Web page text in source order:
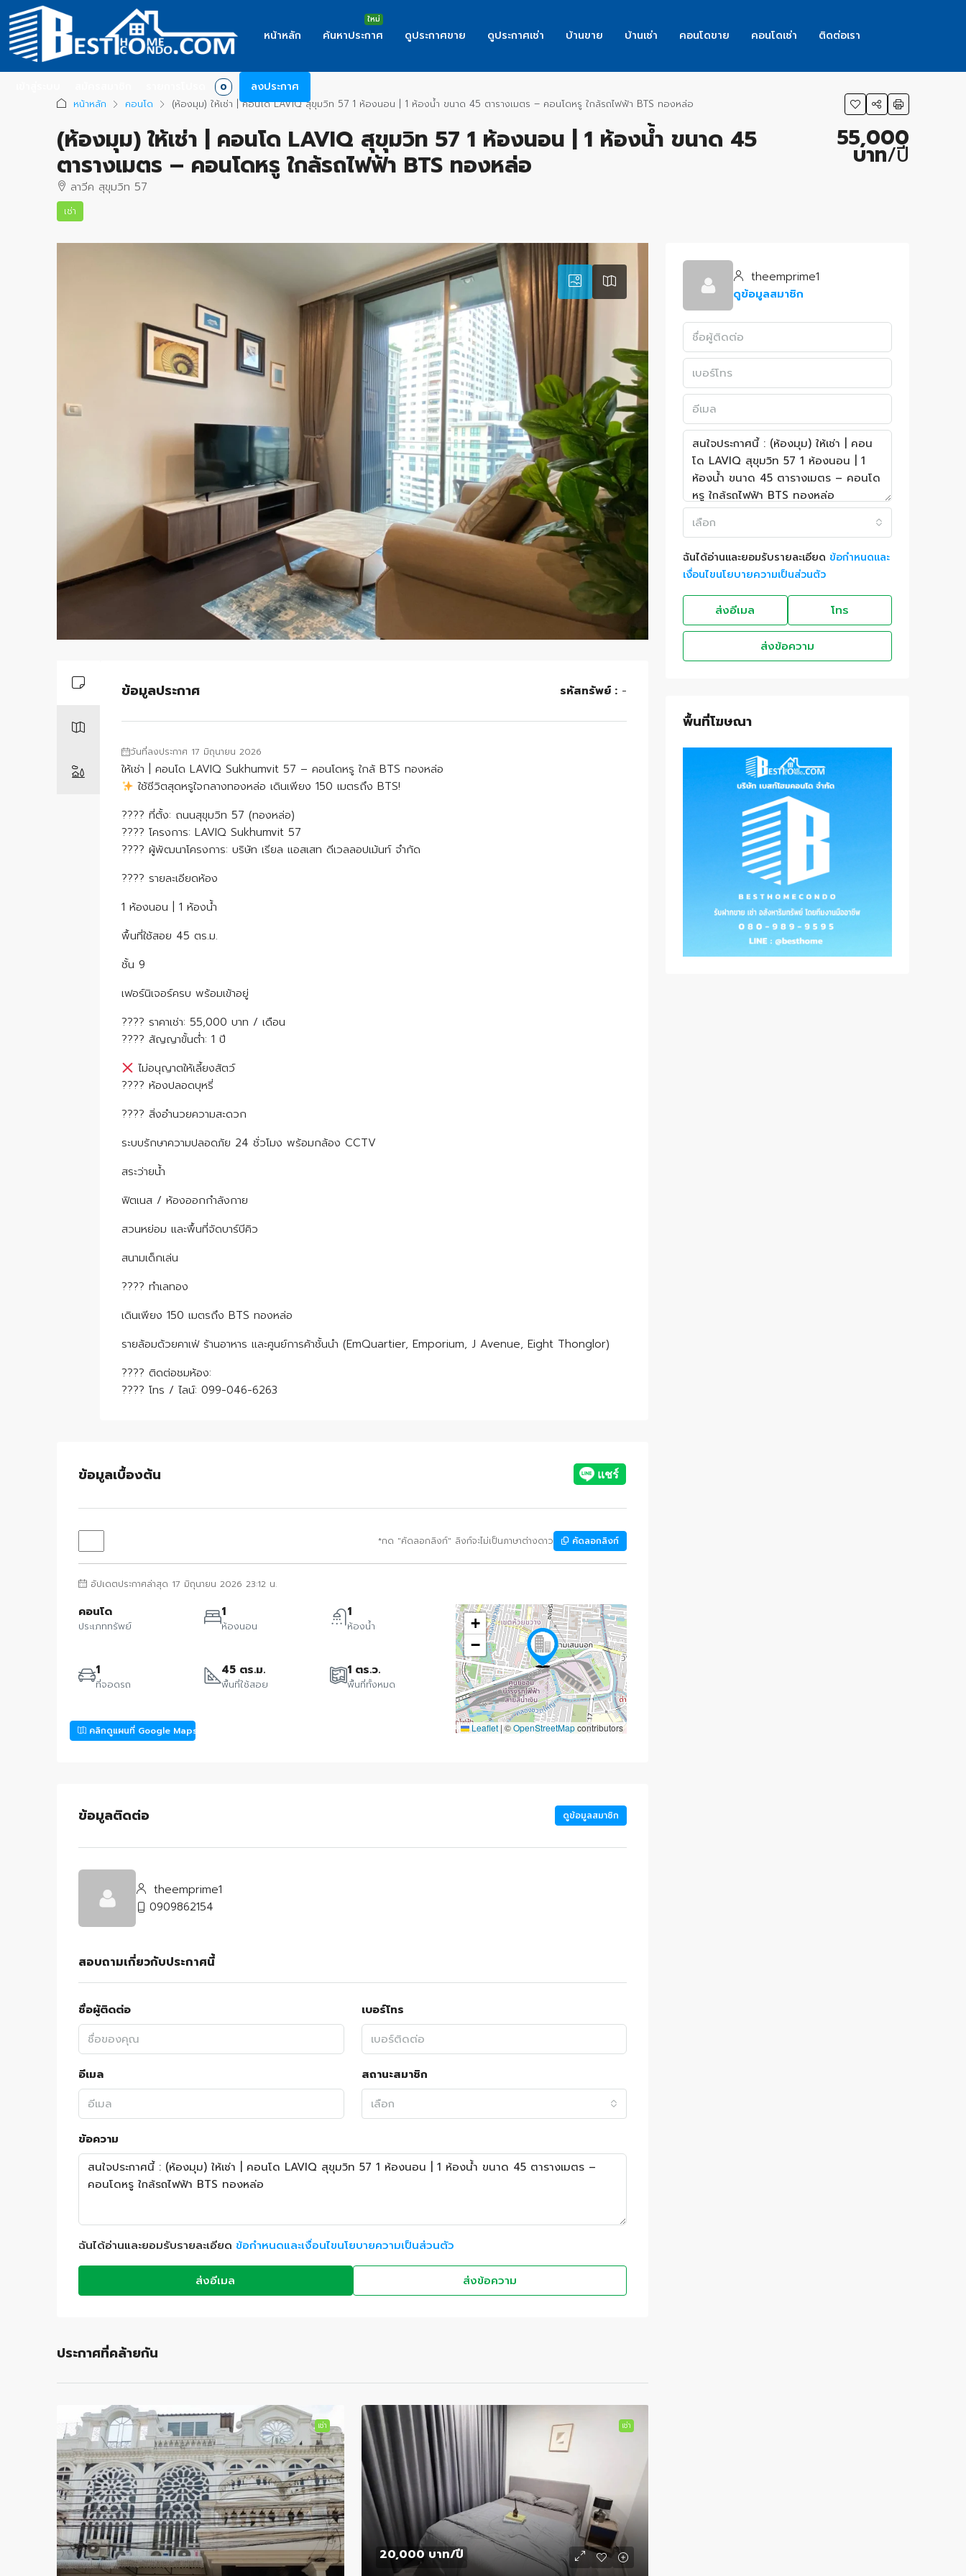
หน้าหลัก ค้นหาประกาศ ดูประกาศขาย ดูประกาศเช่า บ้านขาย บ้านเช่า คอนโดขาย คอนโดเช่า ติดต่อเรา
0 ลงประกาศ
หน้าหลัก คอนโด (ห้องมุม) ให้เช่า | คอนโด LAVIQ สุขุมวิท 57 1 ห้องนอน | 1 ห้องน้ำ ขนาด 45 ตารางเมตร – คอนโดหรู ใกล้รถไฟฟ้า BTS ทองหล่อ
(ห้องมุม) ให้เช่า | คอนโด LAVIQ สุขุมวิท 57 1 ห้องนอน | 1 ห้องน้ำ ขนาด 45
ตารางเมตร – คอนโดหรู ใกล้รถไฟฟ้า BTS ทองหล่อ
ลาวีค สุขุมวิท 57
เช่า
55,000
บาท/ปี
ข้อมูลประกาศ รหัสทรัพย์ : -
วันที่ลงประกาศ 17 มิถุนายน 2026
ให้เช่า | คอนโด LAVIQ Sukhumvit 57 – คอนโดหรู ใกล้ BTS ทองหล่อ
ใช้ชีวิตสุดหรูใจกลางทองหล่อ เดินเพียง 150 เมตรถึง BTS!
???? ที่ตั้ง: ถนนสุขุมวิท 57 (ทองหล่อ)
????️ โครงการ: LAVIQ Sukhumvit 57
???? ผู้พัฒนาโครงการ: บริษัท เรียล แอสเสท ดีเวลลอปเม้นท์ จำกัด
???? รายละเอียดห้อง
1 ห้องนอน | 1 ห้องน้ำ
พื้นที่ใช้สอย 45 ตร.ม.
ชั้น 9
เฟอร์นิเจอร์ครบ พร้อมเข้าอยู่
???? ราคาเช่า: 55,000 บาท / เดือน
???? สัญญาขั้นต่ำ: 1 ปี
ไม่อนุญาตให้เลี้ยงสัตว์
???? ห้องปลอดบุหรี่
???? สิ่งอำนวยความสะดวก
ระบบรักษาความปลอดภัย 24 ชั่วโมง พร้อมกล้อง CCTV
สระว่ายน้ำ
ฟิตเนส / ห้องออกกำลังกาย
สวนหย่อม และพื้นที่จัดบาร์บีคิว
สนามเด็กเล่น
???? ทำเลทอง
เดินเพียง 150 เมตรถึง BTS ทองหล่อ
รายล้อมด้วยคาเฟ่ ร้านอาหาร และศูนย์การค้าชั้นนำ (EmQuartier, Emporium, J Avenue, Eight Thonglor)
???? ติดต่อชมห้อง:
???? โทร / ไลน์: 099-046-6263
ข้อมูลเบื้องต้น
*กด "คัดลอกลิงก์" ลิงก์จะไม่เป็นภาษาต่างดาว คัดลอกลิงก์
อัปเดตประกาศล่าสุด 17 มิถุนายน 2026 23:12 น.
คอนโด
ประเภททรัพย์
1
ห้องนอน
1
ห้องน้ำ
1
ที่จอดรถ
45 ตร.ม.
พื้นที่ใช้สอย
1 ตร.ว.
พื้นที่ทั้งหมด
คลิกดูแผนที่ Google Maps
+
−
Leaflet | ©OpenStreetMapcontributors
ข้อมูลติดต่อ ดูข้อมูลสมาชิก
theemprime1
0909862154
สอบถามเกี่ยวกับประกาศนี้
ชื่อผู้ติดต่อ เบอร์โทร
อีเมล
สถานะสมาชิก
เลือก
ข้อความ
ฉันได้อ่านและยอมรับรายละเอียด ข้อกำหนดและเงื่อนไขนโยบายความเป็นส่วนตัว
ส่งอีเมล ส่งข้อความ
ประกาศที่คล้ายกัน
เช่า เช่า
20,000 บาท/ปี
theemprime1
ดูข้อมูลสมาชิก
เลือก
ฉันได้อ่านและยอมรับรายละเอียด ข้อกำหนดและ
เงื่อนไขนโยบายความเป็นส่วนตัว
ส่งอีเมล โทร
ส่งข้อความ
พื้นที่โฆษณา